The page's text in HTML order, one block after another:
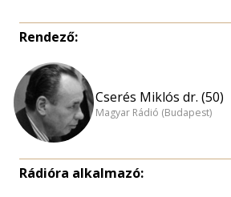
Rendező:
Cserés Miklós dr. (50)
Magyar Rádió (Budapest)
Rádióra alkalmazó: